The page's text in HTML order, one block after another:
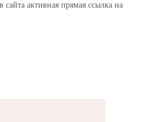
активная прямая ссылка на